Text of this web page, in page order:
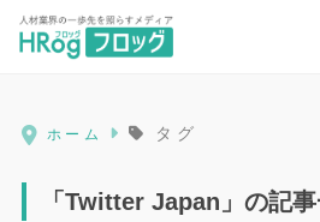
HRog | 人材業界の一歩
ホーム タグ
「Twitter Japan」の記